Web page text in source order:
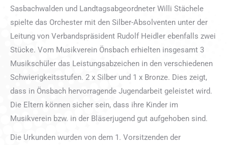
Sasbachwalden und Landtagsabgeordneter Willi Stächele
spielte das Orchester mit den Silber-Absolventen unter der
Leitung von Verbandspräsident Rudolf Heidler ebenfalls zwei
Stücke. Vom Musikverein Önsbach erhielten insgesamt 3
Musikschüler das Leistungsabzeichen in den verschiedenen
Schwierigkeitsstufen. 2 x Silber und 1 x Bronze. Dies zeigt,
dass in Önsbach hervorragende Jugendarbeit geleistet wird.
Die Eltern können sicher sein, dass ihre Kinder im
Musikverein bzw. in der Bläserjugend gut aufgehoben sind.
Die Urkunden wurden von dem 1. Vorsitzenden der